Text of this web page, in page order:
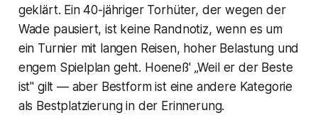
geklärt. Ein 40-jähriger Torhüter, der wegen der
Wade pausiert, ist keine Randnotiz, wenn es um
ein Turnier mit langen Reisen, hoher Belastung und
engem Spielplan geht. Hoeneß' „Weil er der Beste
ist" gilt — aber Bestform ist eine andere Kategorie
als Bestplatzierung in der Erinnerung.